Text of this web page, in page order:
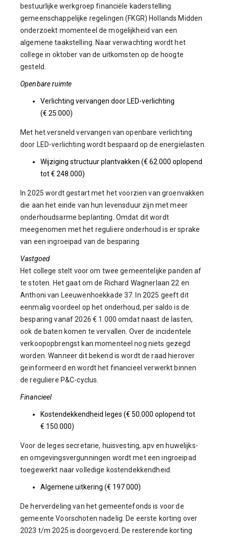
bestuurlijke werkgroep financiële kaderstelling
gemeenschappelijke regelingen (FKGR) Hollands Midden
onderzoekt momenteel de mogelijkheid van een
algemene taakstelling. Naar verwachting wordt het
college in oktober van de uitkomsten op de hoogte
gesteld.
Openbare ruimte
Verlichting vervangen door LED-verlichting
(€ 25.000)
Met het versneld vervangen van openbare verlichting
door LED-verlichting wordt bespaard op de energielasten.
Wijziging structuur plantvakken (€ 62.000 oplopend
tot € 248.000)
In 2025 wordt gestart met het voorzien van groenvakken
die aan het einde van hun levensduur zijn met meer
onderhoudsarme beplanting. Omdat dit wordt
meegenomen met het reguliere onderhoud is er sprake
van een ingroeipad van de besparing.
Vastgoed
Het college stelt voor om twee gemeentelijke panden af
te stoten. Het gaat om de Richard Wagnerlaan 22 en
Anthoni van Leeuwenhoekkade 37. In 2025 geeft dit
eenmalig voordeel op het onderhoud, per saldo is de
besparing vanaf 2026 € 1.000 omdat naast de lasten,
ook de baten komen te vervallen. Over de incidentele
verkoopopbrengst kan momenteel nog niets gezegd
worden. Wanneer dit bekend is wordt de raad hierover
geïnformeerd en wordt het financieel verwerkt binnen
de reguliere P&C-cyclus.
Financieel
Kostendekkendheid leges (€ 50.000 oplopend tot
€ 150.000)
Voor de leges secretarie, huisvesting, apv en huwelijks-
en omgevingsvergunningen wordt met een ingroeipad
toegewerkt naar volledige kostendekkendheid.
Algemene uitkering (€ 197.000)
De herverdeling van het gemeentefonds is voor de
gemeente Voorschoten nadelig. De eerste korting over
2023 t/m 2025 is doorgevoerd. De resterende korting